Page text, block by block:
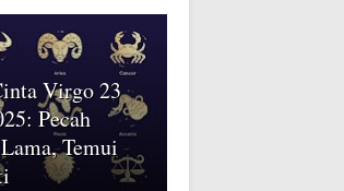
Virgo 23
Pecah
Temui